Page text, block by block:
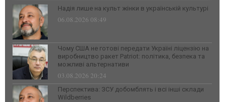
Надія лише на культ жінки в українській культурі
06.08.2026 08:49
Чому США не готові передати Україні ліцензію на
виробництво ракет Patriot: політика, безпека та
можливі альтернативи
03.08.2026 20:24
Перспектива: ЗСУ добомблять і всі інші склади
Wildberries